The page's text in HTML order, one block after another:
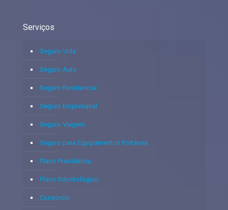
Serviços
Seguro Vida
Seguro Auto
Seguro Residencial
Seguro Empresarial
Seguro Viagem
Seguro para Equipamentos Portáteis
Plano Previdência
Plano Odontológico
Consórcio